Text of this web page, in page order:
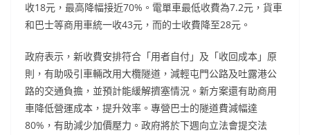
收18元，最高降幅接近70%。電單車最低收費為7.2元，貨車
和巴士等商用車統一收43元，而的士收費降至28元。
政府表示，新收費安排符合「用者自付」及「收回成本」原
則，有助吸引車輛改用大欖隧道，減輕屯門公路及吐露港公
路的交通負擔，並預計能緩解擠塞情況。新方案還有助商用
車降低營運成本，提升效率。專營巴士的隧道費減幅達
80%，有助減少加價壓力。政府將於下週向立法會提交法